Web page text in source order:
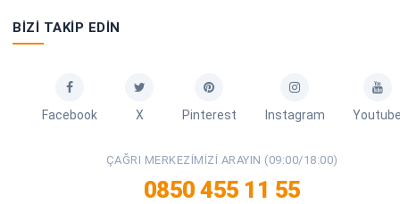
BIZI TAKIP EDIN
Facebook X Pinterest Instagram
ÇAĞRI MERKEZIMIZI ARAYIN (09:00/18:00)
0850 455 11 55